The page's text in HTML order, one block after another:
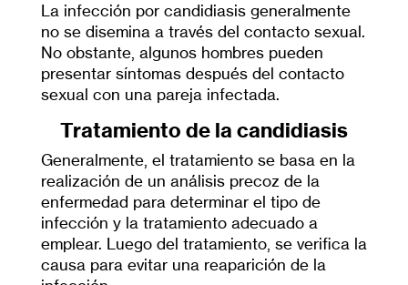
La infección por candidiasis generalmente
no se disemina a través del contacto sexual.
No obstante, algunos hombres pueden
presentar síntomas después del contacto
sexual con una pareja infectada.
Tratamiento de la candidiasis
Generalmente, el tratamiento se basa en la
realización de un análisis precoz de la
enfermedad para determinar el tipo de
infección y la tratamiento adecuado a
emplear. Luego del tratamiento, se verifica la
causa para evitar una reaparición de la